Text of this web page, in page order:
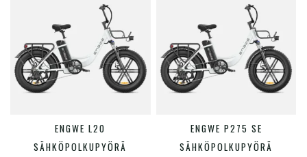
VALITSE VAIHTOEHDOISTA
ENGWE L20
SÄHKÖPOLKUPYÖRÄ
VALITSE VAIHTOEHDOISTA
ENGWE P275 SE
SÄHKÖPOLKUPYÖRÄ